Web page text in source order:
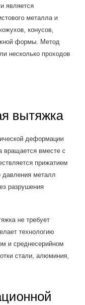
является
металла и
конусов,
формы. Метод
несколько проходов
вытяжка
деформации
вращается вместе с
прижатием
давления металл
разрушения
не требует
технологию
и среднесерийном
стали, алюминия,